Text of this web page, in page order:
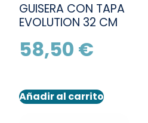
GUISERA CON TAPA
EVOLUTION 32 CM
58,50 €
Añadir al carrito